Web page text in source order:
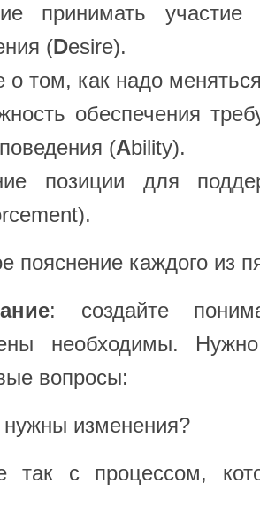
принимать участие
(Desire).
о том, как надо
обеспечения
(Ability).
позиции для
пояснение каждого из
: создайте
необходимы.
вопросы:
изменения?
с процессом,